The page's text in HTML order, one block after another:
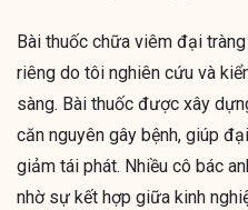
Bài thuốc chữa viêm đại
riêng do tôi nghiên cứu và
sàng. Bài thuốc được xây
căn nguyên gây bệnh, giúp
giảm tái phát. Nhiều cô bác
nhờ sự kết hợp giữa kinh